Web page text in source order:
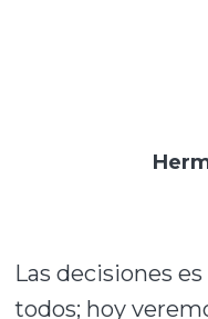
Las decisiones
todos; hoy